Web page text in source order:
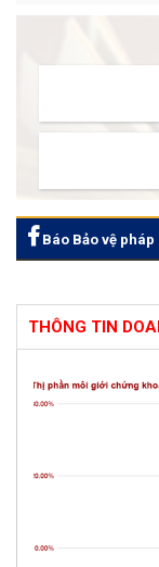
Báo Bảo vệ pháp
THÔNG TIN